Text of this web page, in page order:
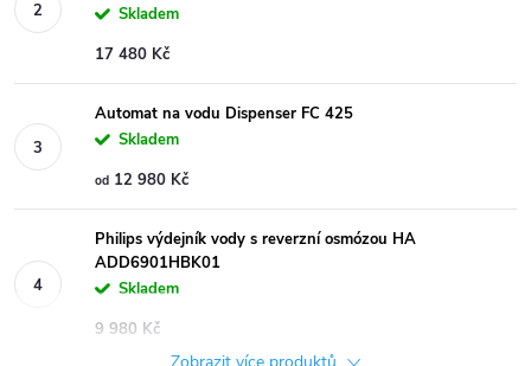
Skladem
17 480 Kč
Automat na vodu Dispenser FC 425
Skladem
od 12 980 Kč
Philips výdejník vody s reverzní osmózou HA
ADD6901HBK01
Skladem
9 980 Kč